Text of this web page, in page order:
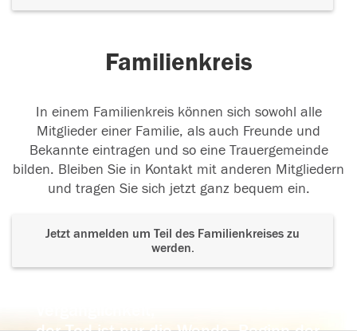
Familienkreis
In einem Familienkreis können sich sowohl alle
Mitglieder einer Familie, als auch Freunde und
Bekannte eintragen und so eine Trauergemeinde
bilden. Bleiben Sie in Kontakt mit anderen Mitgliedern
und tragen Sie sich jetzt ganz bequem ein.
Jetzt anmelden um Teil des Familienkreises zu
werden.